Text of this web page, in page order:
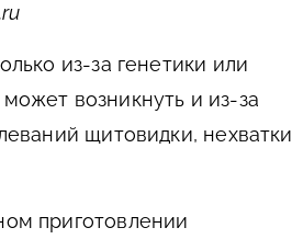
из-за генетики или
возникнуть и из-за
щитовидки, нехватки
приготовлении